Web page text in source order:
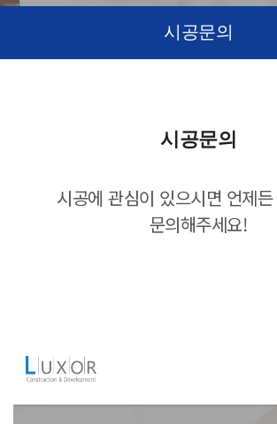
시공문의
시공문의
시공에 관심이 있으시면 언제
문의해주세요!